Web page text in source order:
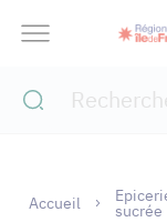
Accueil sucrée